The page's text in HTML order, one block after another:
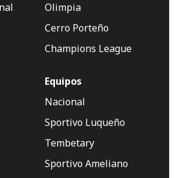
Olimpia
Cerro Porteño
Champions League
Equipos
Nacional
Sportivo Luqueño
Tembetary
Sportivo Ameliano